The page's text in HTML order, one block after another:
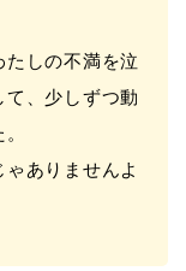
しの不満を泣
て、少しずつ動
ありませんよ